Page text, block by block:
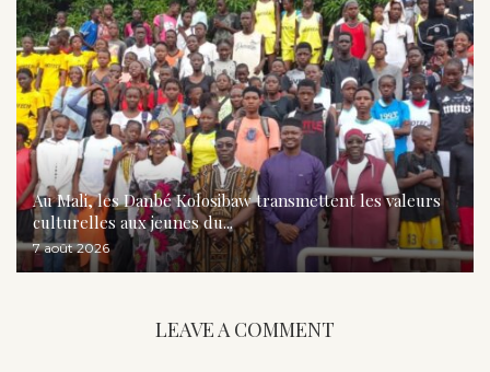
Au Mali, les Danbé Kolosibaw transmettent les valeurs
culturelles aux jeunes du...
7 août 2026
LEAVE A COMMENT